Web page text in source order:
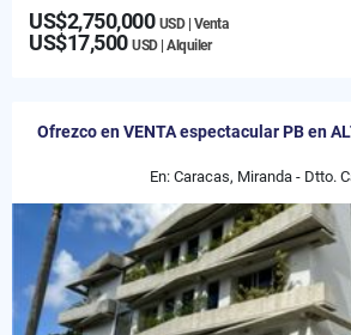
US$2,750,000 USD | Venta
US$17,500 USD | Alquiler
Ofrezco en VENTA espectacular PB en
En: Caracas, Miranda - Dtto.